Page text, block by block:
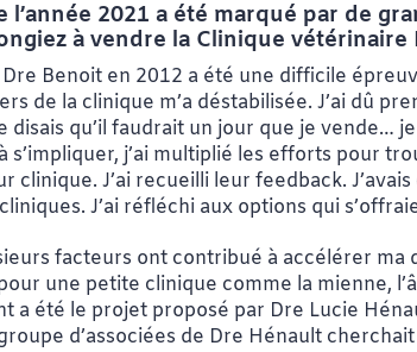
l’année 2021 a été marqué par de
à vendre la Clinique vétérinaire
Benoit en 2012 a été une difficile
de la clinique m’a déstabilisée. J’ai dû
disais qu’il faudrait un jour que je vende…
s’impliquer, j’ai multiplié les efforts pour
clinique. J’ai recueilli leur feedback.
J’ai réfléchi aux options qui
facteurs ont contribué à accélérer ma
une petite clinique comme la mienne,
a été le projet proposé par Dre Lucie
d’associées de Dre Hénault